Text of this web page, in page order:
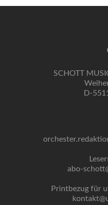
SCHOTT
D-
abo-
Printbezug für